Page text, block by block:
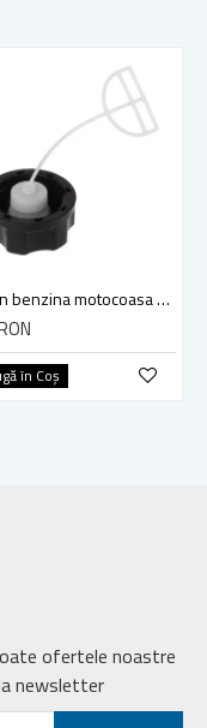
Buson benzina motocoasa TL43/52
în Coş
ofertele noastre
newsletter